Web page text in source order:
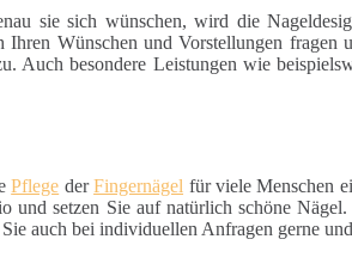
sie sich wünschen, wird die
Wünschen und Vorstellungen fragen
Auch besondere Leistungen wie
Pflege derFingernägel für viele Menschen
setzen Sie auf natürlich schöne
auch bei individuellen Anfragen gerne